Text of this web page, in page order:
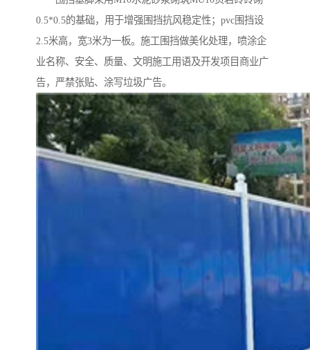
0.5*0.5的基础，用于增强围挡抗风稳定性；pvc围挡设
2.5米高，宽3米为一板。施工围挡做美化处理，喷涂企
业名称、安全、质量、文明施工用语及开发项目商业广
告，严禁张贴、涂写垃圾广告。